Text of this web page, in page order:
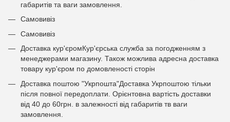
габаритів та ваги замовлення.
Самовивіз
Самовивіз
Доставка кур'єромКур'єрська служба за погодженням з
менеджерами магазину. Також можлива адресна доставка
товару кур'єром по домовленості сторін
Доставка поштою "Укрпошта"Доставка Укрпоштою тільки
після повної передоплати. Орієнтовна вартість доставки
від 40 до 60грн. в залежності від габаритів тв ваги
замовлення.